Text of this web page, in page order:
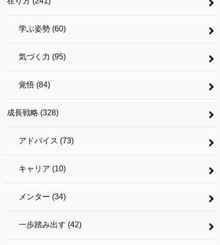
学ぶ姿勢 (60)
気づく力 (95)
覚悟 (84)
成長戦略 (328)
アドバイス (73)
キャリア (10)
メンター (34)
一歩踏み出す (42)